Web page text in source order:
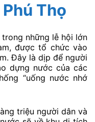
Thọ
những lễ hội lớn
được tổ chức vào
Đây là dịp để người
dựng nước của các
“uống nước nhớ
triệu người dân và